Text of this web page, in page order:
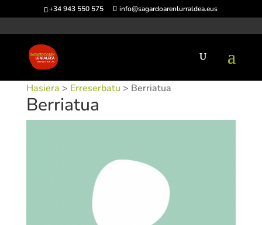
+34 943 550 575 info@sagardoarenlurraldea.eus
Hasiera > Erreserbatu > Berriatua
Berriatua